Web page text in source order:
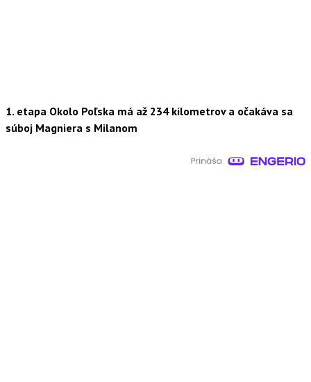
1. etapa Okolo Poľska má až 234 kilometrov a očakáva sa
súboj Magniera s Milanom